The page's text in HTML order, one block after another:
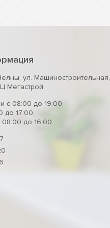
, ул. Машиностроительная,
Мегастрой
с 08:00 до 19:00,
до 17:00,
08:00 до 16:00